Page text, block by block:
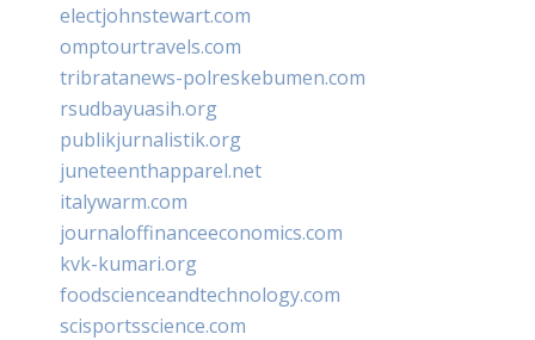
electjohnstewart.com
omptourtravels.com
tribratanews-polreskebumen.com
rsudbayuasih.org
publikjurnalistik.org
juneteenthapparel.net
italywarm.com
journaloffinanceeconomics.com
kvk-kumari.org
foodscienceandtechnology.com
scisportsscience.com